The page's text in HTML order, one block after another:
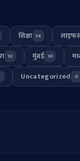
शिक्षा 36
10 मुंबई 10
Uncategorized 0